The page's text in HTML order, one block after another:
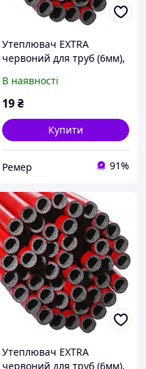
Утеплювач EXTRA
червоний для труб (6мм),
Теплоізол
В наявності
19₴
Купити
Ремер 91%
Утеплювач EXTRA
червоний для труб (6мм),